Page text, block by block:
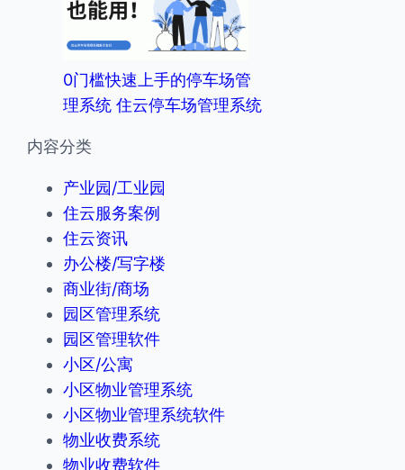
0门槛快速上手的停车场管
理系统 住云停车场管理系统
内容分类
产业园/工业园
住云服务案例
住云资讯
办公楼/写字楼
商业街/商场
园区管理系统
园区管理软件
小区/公寓
小区物业管理系统
小区物业管理系统软件
物业收费系统
物业收费软件